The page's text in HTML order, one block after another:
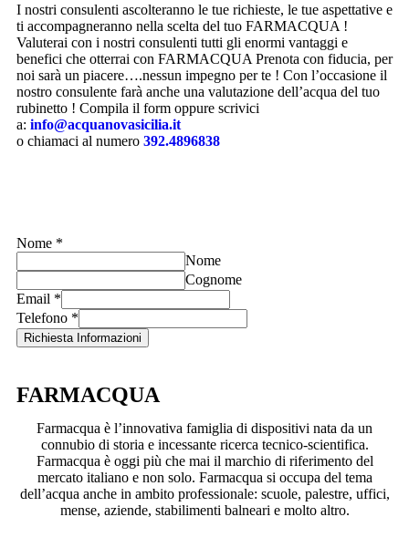
I nostri consulenti ascolteranno le tue richieste, le tue aspettative e
ti accompagneranno nella scelta del tuo FARMACQUA !
Valuterai con i nostri consulenti tutti gli enormi vantaggi e
benefici che otterrai con FARMACQUA Prenota con fiducia, per
noi sarà un piacere….nessun impegno per te ! Con l’occasione il
nostro consulente farà anche una valutazione dell’acqua del tuo
rubinetto ! Compila il form oppure scrivici
a: info@acquanovasicilia.it
o chiamaci al numero 392.4896838
Nome *
Nome
Cognome
Email *
Telefono *
Richiesta Informazioni
FARMACQUA
Farmacqua è l’innovativa famiglia di dispositivi nata da un
connubio di storia e incessante ricerca tecnico-scientifica.
Farmacqua è oggi più che mai il marchio di riferimento del
mercato italiano e non solo. Farmacqua si occupa del tema
dell’acqua anche in ambito professionale: scuole, palestre, uffici,
mense, aziende, stabilimenti balneari e molto altro.